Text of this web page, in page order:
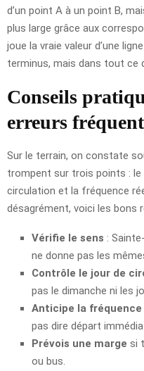
d’un point A à un point B,
plus large grâce aux
joue la vraie valeur d’une
terminus, mais dans tout ce
Conseils
erreurs
Sur le terrain, on constate
trompent sur trois points :
circulation et la fréquence
désagrément, voici les bons
Vérifie le sens :
ne donne pas les
Contrôle le jour de
pas le dimanche ni les
Anticipe la fréquence
pas dire départ
Prévois une marge si
ou bus.